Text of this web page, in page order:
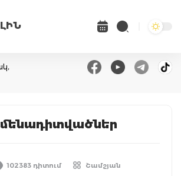
102383 դիտում Շամշյան